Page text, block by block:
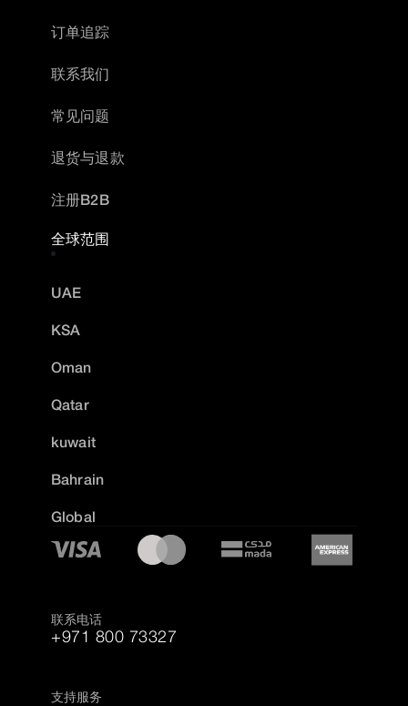
订单追踪
联系我们
常见问题
退货与退款
注册B2B
全球范围
UAE
KSA
Oman
Qatar
kuwait
Bahrain
Global
联系电话
+971 800 73327
支持服务